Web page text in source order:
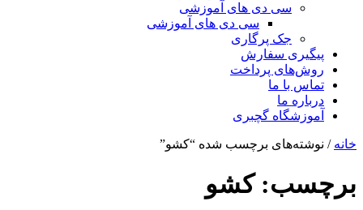
سی دی های آموزشی
سی دی های آموزشی
جک پرگاری
پیگیری سفارش
روش‌های پرداخت
تماس با ما
درباره ما
آموزشگاه گچبری
خانه / نوشته‌های برچسب شده “کشو”
برچسب:کشو